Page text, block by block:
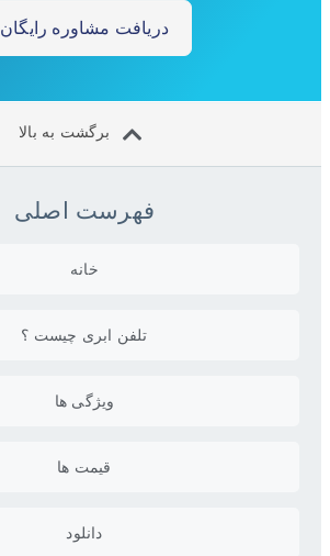
دریافت مشاوره رایگان
برگشت به بالا
فهرست اصلی
خانه
تلفن ابری چیست ؟
ویژگی ها
قیمت ها
دانلود